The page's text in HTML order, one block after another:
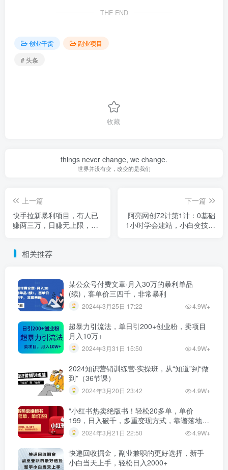
THE END
创业干货
副业项目
# 头条
收藏
things never change, we change.
世界并没有变，改变的是我们
上一篇
快手拉新暴利项目，有人已
赚两三万，日赚无上限，再
下一篇
阿亮网创72计第1计：0基础
1小时学会建站，小白变技术
相关推荐
某公众号付费文章·月入30万的暴利单品
(续)，客单价三四千，非常暴利
2024年3月25日 17:22 4.9W+
超暴力引流法，单日引200+创业粉，卖项目
月入10万+
2024年3月31日 15:50 4.9W+
2024知识营销训练营·实操班，从“知道”到“做
到”（36节课）
2024年3月20日 23:42 4.9W+
“小红书热卖绝版书！轻松20多单，单价
199，日入破千，多重变现方式，靠谱落地项
目！”2024年3月21日 22:50 4.9W+
快递回收掘金，副业兼职的更好选择，新手
小白当天上手，轻松日入2000+